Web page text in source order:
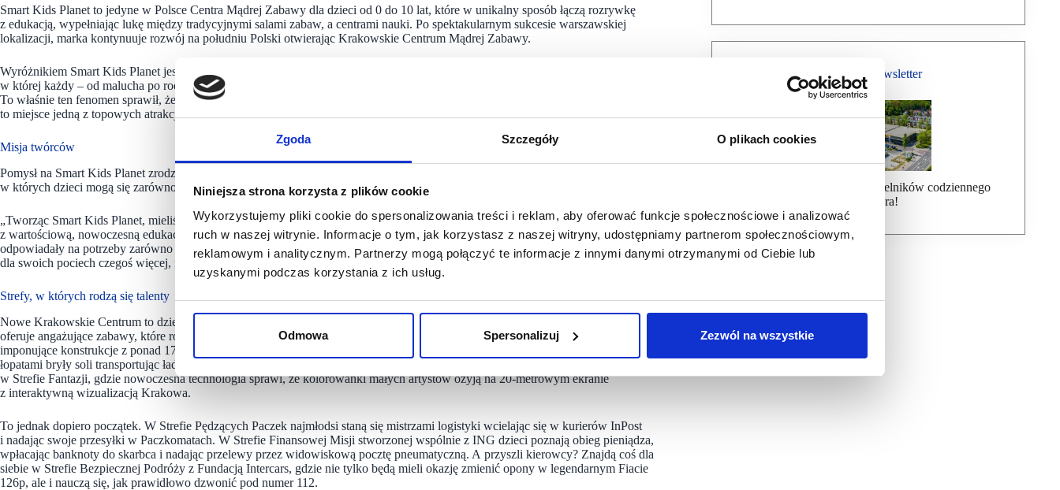
Zgoda Szczegóły O plikach cookies
Niniejsza strona korzysta z plików cookie
Wykorzystujemy pliki cookie do spersonalizowania treści i reklam, aby oferować funkcje społecznościowe i analizować
ruch w naszej witrynie. Informacje o tym, jak korzystasz z naszej witryny, udostępniamy partnerom społecznościowym,
reklamowym i analitycznym. Partnerzy mogą połączyć te informacje z innymi danymi otrzymanymi od Ciebie lub
uzyskanymi podczas korzystania z ich usług.
Odmowa Spersonalizuj Zezwól na wszystkie
Smart Kids Planet to jedyne w Polsce Centra Mądrej Zabawy dla dzieci od 0 do 10 lat, które w unikalny sposób łączą rozrywkę
z edukacją, wypełniając lukę między tradycyjnymi salami zabaw, a centrami nauki. Po spektakularnym sukcesie warszawskiej
lokalizacji, marka kontynuuje rozwój na południu Polski otwierając Krakowskie Centrum Mądrej Zabawy.
Wyróżnikiem Smart Kids Planet jest nie tylko unikalna koncepcja oparta o nurt
w której każdy – od malucha po rodzica – czuje się doskonale, a rozwój przychodzi w naturalny sposób, jako ekscytująca przygoda.
To właśnie ten fenomen sprawił, że w ciągu roku Centrum Mądrej Zabawy w Warszawie odwiedziło kilkaset tysięcy czyniąc
to miejsce jedną z topowych atrakcji rodzinnych na Mazowszu.
Misja twórców
Pomysł na Smart Kids Planet zrodził się w głowie taty, Adama Kowalczyka, który poczuł, że na rynku brakuje przestrzeni,
w których dzieci mogą się zarówno bawić jak i wartościowo spędzać czas.
„Tworząc Smart Kids Planet, mieliśmy jeden cel: stworzyć miejsca dla rodzin, które łączą beztroską, angażującą rozrywkę
z wartościową, nowoczesną edukacją. Sami jesteśmy rodzicami, więc zależało nam na tym, żeby Centra Mądrej Zabawy faktycznie
odpowiadały na potrzeby zarówno dzieci, stymulując ich ciekawość i gotowość do eksperymentowania, jak i rodziców, którzy szukają
dla swoich pociech czegoś więcej, niż zwykła sala zabaw” – mówi Adam Kowalczyk – pomysłodawca i współzałożyciel Centrum.
Strefy, w których rodzą się talenty
Nowe Krakowskie Centrum to dziewięć unikalnych, interaktywnych stref tematycznych. Zamiast biernej rozrywki, Smart Kids Planet
oferuje angażujące zabawy, które rozbudzają ciekawość i zachęcają do działania. W Strefie Budowlanej, mali inżynierowie wzniosą
imponujące konstrukcje z ponad 170 piankowych klocków. Następnie – niczym prawdziwi górnicy – zjadą szybem i wydobędą
łopatami bryły soli transportując ładunek wagonami w realistycznej Strefie Kopalni. Dziecięca wyobraźnia rozkwitnie w pełni
w Strefie Fantazji, gdzie nowoczesna technologia sprawi, że kolorowanki małych artystów ożyją na 20-metrowym ekranie
z interaktywną wizualizacją Krakowa.
To jednak dopiero początek. W Strefie Pędzących Paczek najmłodsi staną się mistrzami logistyki wcielając się w kurierów InPost
i nadając swoje przesyłki w Paczkomatach. W Strefie Finansowej Misji stworzonej wspólnie z ING dzieci poznają obieg pieniądza,
wpłacając banknoty do skarbca i nadając przelewy przez widowiskową pocztę pneumatyczną. A przyszli kierowcy? Znajdą coś dla
siebie w Strefie Bezpiecznej Podróży z Fundacją Intercars, gdzie nie tylko będą mieli okazję zmienić opony w legendarnym Fiacie
126p, ale i nauczą się, jak prawidłowo dzwonić pod numer 112.
Bezpłatny Newsletter
Dołącz do ponad 7000 czytelników codziennego
newslettera!